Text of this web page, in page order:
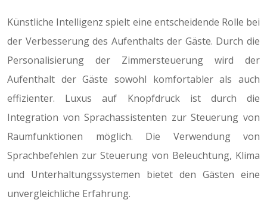
Künstliche Intelligenz spielt eine entscheidende Rolle bei
der Verbesserung des Aufenthalts der Gäste. Durch die
Personalisierung der Zimmersteuerung wird der
Aufenthalt der Gäste sowohl komfortabler als auch
effizienter. Luxus auf Knopfdruck ist durch die
Integration von Sprachassistenten zur Steuerung von
Raumfunktionen möglich. Die Verwendung von
Sprachbefehlen zur Steuerung von Beleuchtung, Klima
und Unterhaltungssystemen bietet den Gästen eine
unvergleichliche Erfahrung.